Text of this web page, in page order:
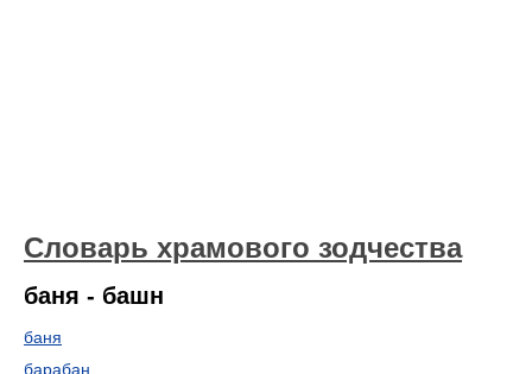
Словарь храмового зодчества
баня - башн
баня
барабан